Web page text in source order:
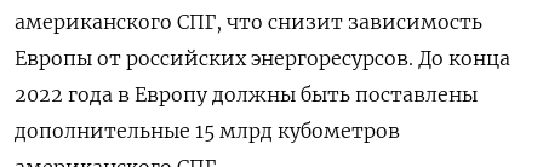
американского СПГ, что снизит зависимость
Европы от российских энергоресурсов. До конца
2022 года в Европу должны быть поставлены
дополнительные 15 млрд кубометров